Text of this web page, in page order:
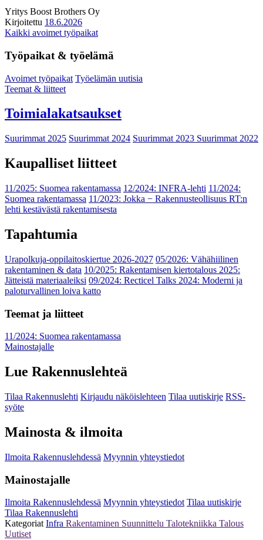
Yritys Boost Brothers Oy
Kirjoitettu 18.6.2026
Kaikki avoimet työpaikat
Työpaikat & työelämä
Avoimet työpaikat Työelämän uutisia
Teemat & liitteet
Toimialakatsaukset
Suurimmat 2025 Suurimmat 2024 Suurimmat 2023 Suurimmat 2022
Kaupalliset liitteet
11/2025: Suomea rakentamassa 12/2024: INFRA-lehti 11/2024:
Suomea rakentamassa 11/2023: Jokka − Rakennusteollisuus RT:n
lehti kestävästä rakentamisesta
Tapahtumia
Urapolkuja-oppilaitoskiertue 2026-2027 05/2026: Vähähiilinen
rakentaminen & data 10/2025: Rakentamisen kiertotalous 2025:
Jätteistä materiaaleiksi 09/2024: Recticel Talks 2024: Moderni ja
paloturvallinen loiva katto
Teemat ja liitteet
11/2024: Suomea rakentamassa
Mainostajalle
Lue Rakennuslehteä
Tilaa Rakennuslehti Kirjaudu näköislehteen Tilaa uutiskirje RSS-
syöte
Mainosta & ilmoita
Ilmoita Rakennuslehdessä Myynnin yhteystiedot
Mainostajalle
Ilmoita Rakennuslehdessä Myynnin yhteystiedot Tilaa uutiskirje
Tilaa Rakennuslehti
KategoriatInfra Rakentaminen Suunnittelu Talotekniikka Talous
Uutiset